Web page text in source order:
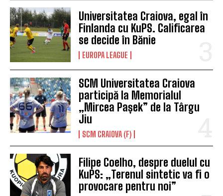
Universitatea Craiova, egal în
Finlanda cu KuPS. Calificarea
se decide în Bănie
EUROPA LEAGUE
SCM Universitatea Craiova
participă la Memorialul
„Mircea Pașek” de la Târgu
Jiu
SCM CRAIOVA (F)
Filipe Coelho, despre duelul cu
KuPS: „Terenul sintetic va fi o
provocare pentru noi”